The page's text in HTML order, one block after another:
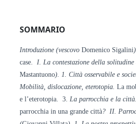
SOMMARIO
Introduzione (vescovo Domenico Sigalini).
case. I. La contestazione della solitudine
Mastantuono). 1. Città osservabile e
Mobilità, dislocazione, eterotopia. La
e l’eterotopia. 3. La parrocchia e la città.
parrocchia in una grande città? II.